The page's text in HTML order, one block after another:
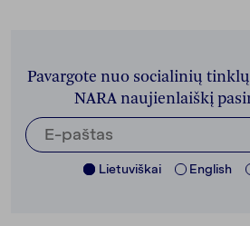
Pavargote nuo socialinių
NARA naujienlaiškį
Lietuviškai English